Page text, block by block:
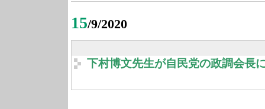
15/9/2020
下村博文先生が自民党の政調会長